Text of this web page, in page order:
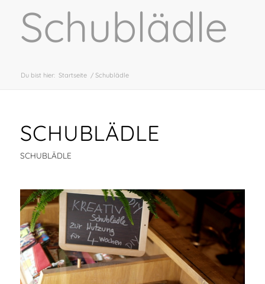
Schublädle
Du bist hier: Startseite / Schublädle
SCHUBLÄDLE
SCHUBLÄDLE